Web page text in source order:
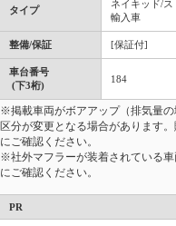
タイプ
ネイキッド/ス
輸入車
整備/保証 [保証付]
車台番号
(下3桁)
184
※掲載車両がボアアップ（排気量
区分が変更となる場合があります
にご確認ください。
※社外マフラーが装着されている
にご確認ください。
PR